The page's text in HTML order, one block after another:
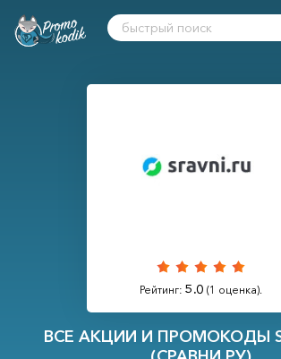
Рейтинг: 5.0 (1 оценка).
ВСЕ АКЦИИ И ПРОМОКОДЫ